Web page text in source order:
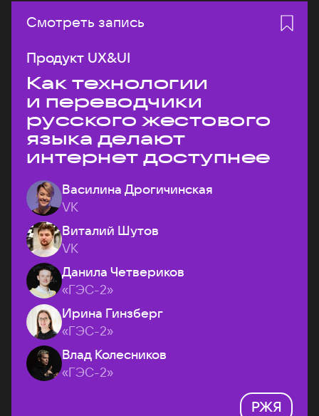
Смотреть запись
Продукт UX&UI
Как технологии
и переводчики
русского жестового
языка делают
интернет доступнее
Василина Дрогичинская
VK
Виталий Шутов
VK
Данила Четвериков
«ГЭС-2»
Ирина Гинзберг
«ГЭС-2»
Влад Колесников
«ГЭС-2»
РЖЯ